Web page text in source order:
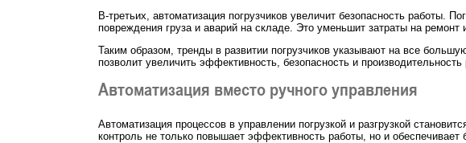
В-третьих, автоматизация погрузчиков увеличит безопасность работы.
повреждения груза и аварий на складе. Это уменьшит затраты на ремонт
Таким образом, тренды в развитии погрузчиков указывают на все
позволит увеличить эффективность, безопасность и
Автоматизация вместо ручного управления
Автоматизация процессов в управлении погрузкой и разгрузкой
контроль не только повышает эффективность работы, но и обеспечивает